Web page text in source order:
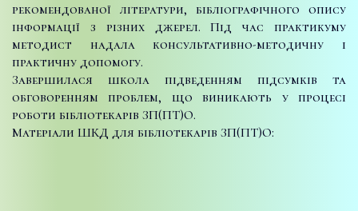
рекомендованої літератури, бібліографічного опису
інформації з різних джерел. Під час практикуму
методист надала консультативно-методичну і
практичну допомогу.
Завершилася школа підведенням підсумків та
обговоренням проблем, що виникають у процесі
роботи бібліотекарів ЗП(ПТ)О.
Матеріали ШКД для бібліотекарів ЗП(ПТ)О: